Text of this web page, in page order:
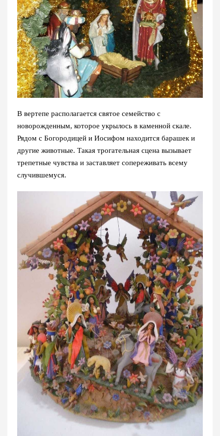
В вертепе располагается святое семейство с
новорожденным, которое укрылось в каменной скале.
Рядом с Богородицей и Иосифом находится барашек и
другие животные. Такая трогательная сцена вызывает
трепетные чувства и заставляет сопереживать всему
случившемуся.